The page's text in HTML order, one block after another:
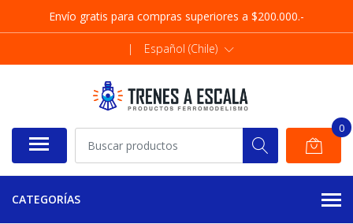
Envío gratis para compras superiores a $200.000.-
| Español (Chile)
0
CATEGORÍAS